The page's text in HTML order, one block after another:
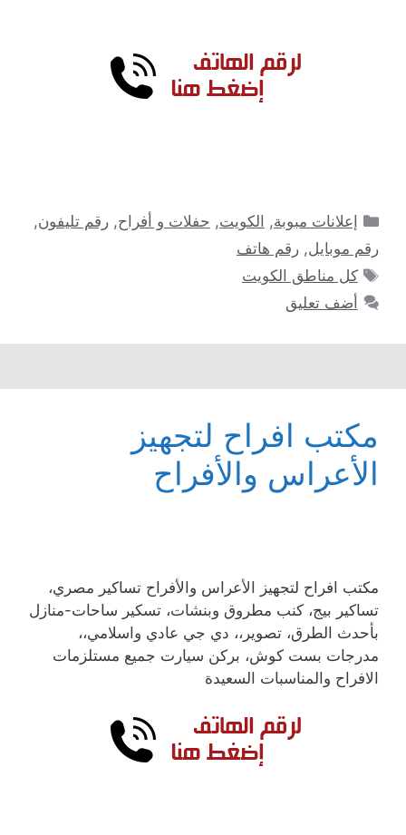
التصنيفات
إعلانات مبوبة, الكويت, حفلات و أفراح,رقم تليفون,
رقم موبايل, رقم هاتف
الوسوم
كل مناطق الكويت
أضف تعليق
مكتب افراح لتجهيز
الأعراس والأفراح
مكتب افراح لتجهيز الأعراس والأفراح تساكير مصري،
تساكير بيج، كنب مطروق وبنشات، تسكير ساحات-منازل
بأحدث الطرق، تصوير،، دي جي عادي واسلامي،،
مدرجات بست كوش، بركن سيارت جميع مستلزمات
الافراح والمناسبات السعيدة